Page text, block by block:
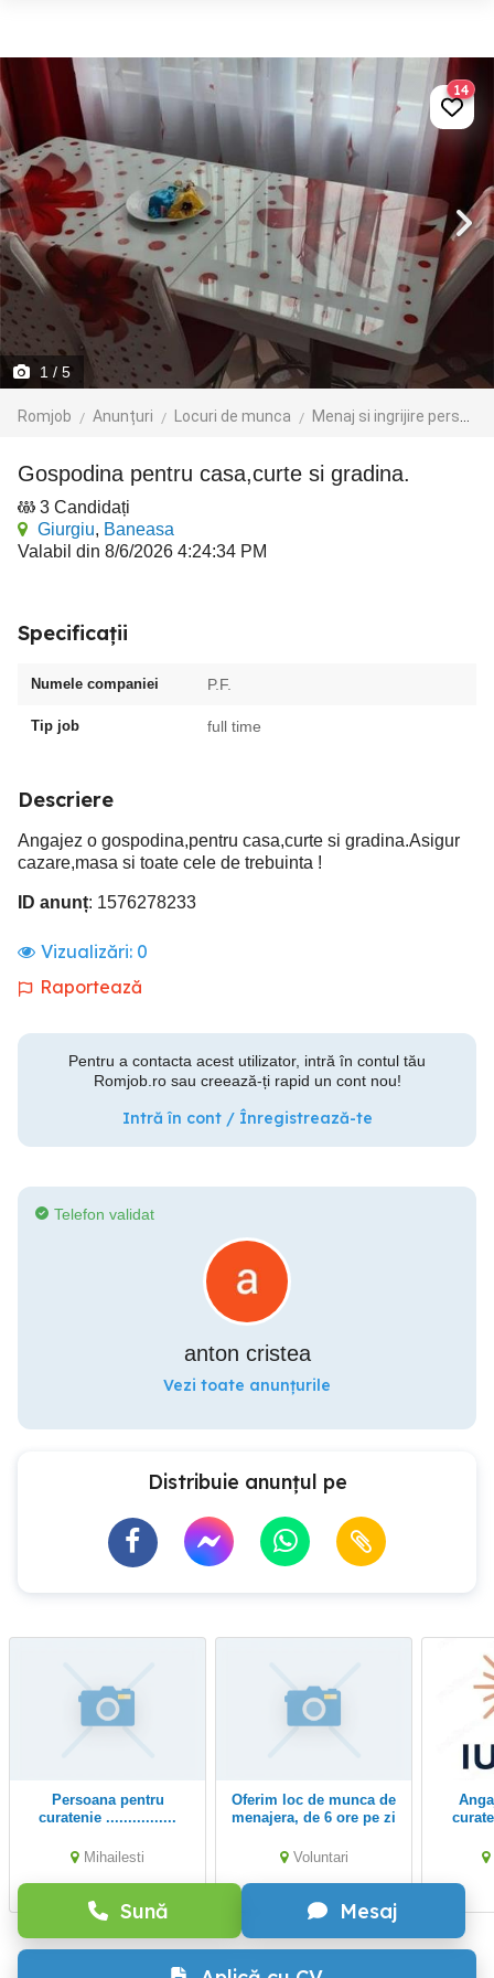
1 / 5
Romjob Anunțuri Locuri de munca Menaj si ingrijire persoane
14
Gospodina pentru casa,curte si gradina.
3 Candidați
Giurgiu, Baneasa
Valabil din 8/6/2026 4:24:34 PM
Specificații
Numele companiei P.F.
Tip job full time
Descriere
Angajez o gospodina,pentru casa,curte si gradina.Asigur
cazare,masa si toate cele de trebuinta !
ID anunț: 1576278233
Vizualizări: 0
Raportează
Pentru a contacta acest utilizator, intră în contul tău
Romjob.ro sau creează-ți rapid un cont nou!
Intră în cont / Înregistrează-te
Sună Mesaj
Telefon validat
anton cristea
Vezi toate anunțurile
Distribuie anunțul pe
persoana pentru
curatenie ................
Mihailesti
Oferim loc de munca de
menajera, de 6 ore pe zi
Voluntari
Angajam Lucrator